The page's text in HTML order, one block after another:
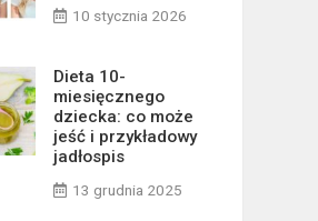
10 stycznia 2026
Dieta 10-
miesięcznego
dziecka: co może
jeść i przykładowy
jadłospis
13 grudnia 2025